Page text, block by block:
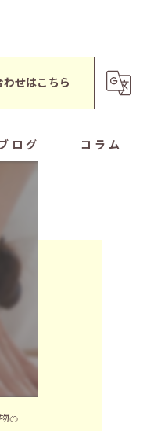
わせはこちら
ログ コラム
🍊